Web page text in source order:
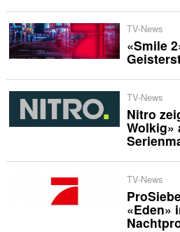
TV-News
«Smile
TV-News
Nitro
Wolkig»
TV-News
«Eden»